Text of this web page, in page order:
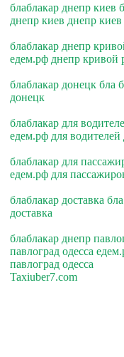
блаблакар днепр киев
днепр киев днепр киев
блаблакар днепр
едем.рф днепр кривой
блаблакар донецк бла
донецк
блаблакар для
едем.рф для водителей
блаблакар для
едем.рф для
блаблакар доставка
доставка
блаблакар днепр
павлоград одесса
павлоград одесса
Taxiuber7.com